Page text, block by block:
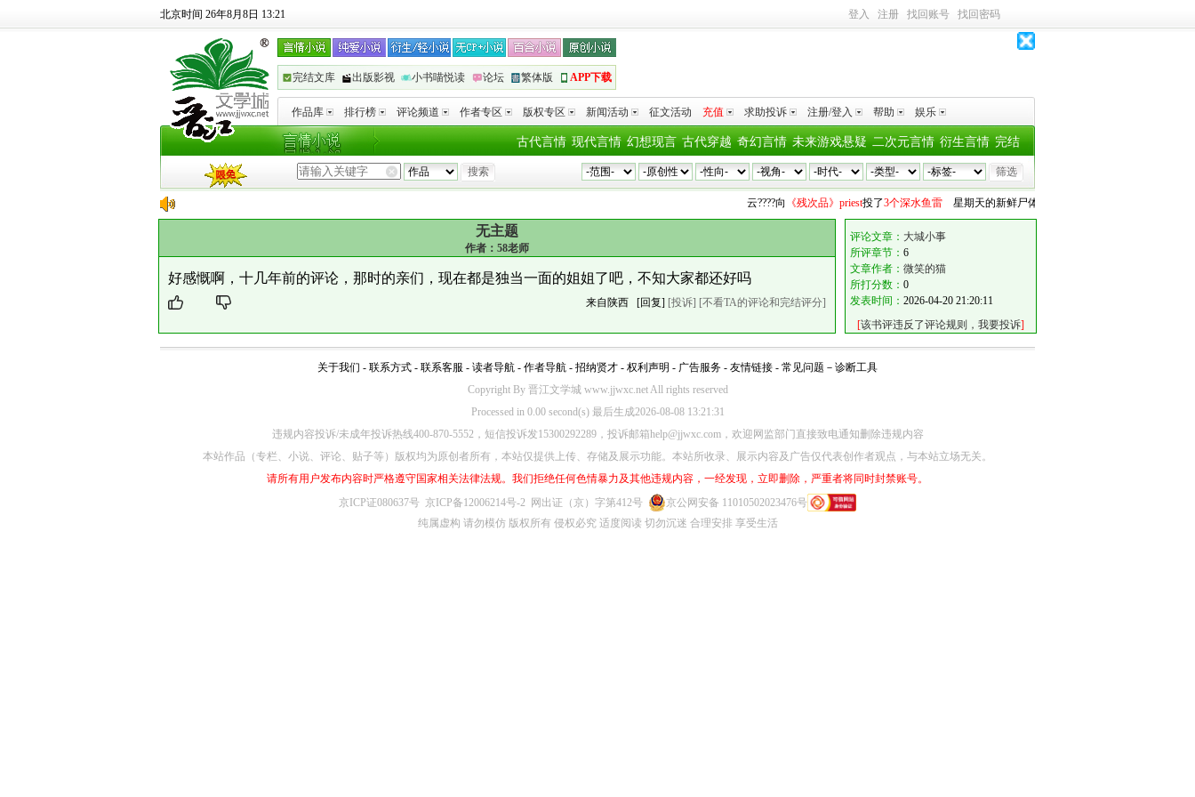
北京时间 26年8月8日 13:21 登入 注册 找回账号 找回密码
完结文库 出版影视 小书喵悦读 论坛 繁体版 APP下载
作品库 排行榜 评论频道 作者专区 版权专区 新闻活动 征文活动 充值 求助投诉 注册/登入 帮助 娱乐
完结
衍生言情
二次元言情
未来游戏悬疑
奇幻言情
古代穿越
幻想现言
现代言情
古代言情
云????向《残次品》priest投了3个深水鱼雷 星期天的新鲜尸体向
无主题
作者： 58老师
好感慨啊，十几年前的评论，那时的亲们，现在都是独当一面的姐姐了吧，不知大家都还好吗
来自陕西 [回复] [投诉] [不看TA的评论和完结评分]
评论文章： 大城小事
所评章节： 6
文章作者： 微笑的猫
所打分数： 0
发表时间： 2026-04-20 21:20:11
[该书评违反了评论规则，我要投诉]
关于我们 - 联系方式 - 联系客服 - 读者导航 - 作者导航 - 招纳贤才 - 权利声明 - 广告服务 - 友情链接 - 常见问题 － 诊断工具
Copyright By 晋江文学城 www.jjwxc.net All rights reserved
Processed in 0.00 second(s) 最后生成2026-08-08 13:21:31
违规内容投诉/未成年投诉热线400-870-5552，短信投诉发15300292289，投诉邮箱help@jjwxc.com，欢迎网监部门直接致电通知删除违规内容
本站作品（专栏、小说、评论、贴子等）版权均为原创者所有，本站仅提供上传、存储及展示功能。本站所收录、展示内容及广告仅代表创作者观点，与本站立场无关。
请所有用户发布内容时严格遵守国家相关法律法规。我们拒绝任何色情暴力及其他违规内容，一经发现，立即删除，严重者将同时封禁账号。
京ICP证080637号 京ICP备12006214号-2 网出证（京）字第412号
京公网安备 11010502023476号
纯属虚构 请勿模仿 版权所有 侵权必究 适度阅读 切勿沉迷 合理安排 享受生活